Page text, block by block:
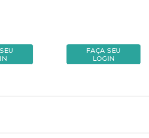
FAÇA SEU
LOGIN